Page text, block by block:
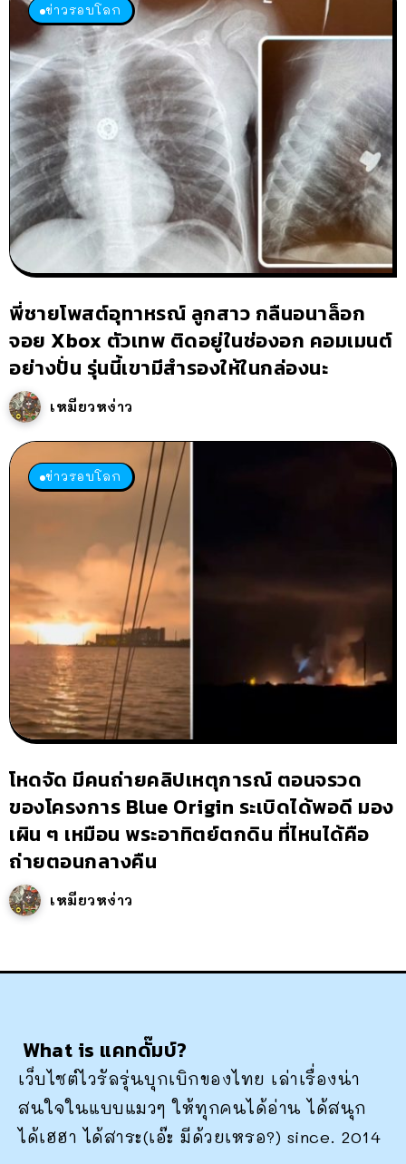
ข่าวรอบโลก
พี่ชายโพสต์อุทาหรณ์ ลูกสาว กลืนอนาล็อก
จอย Xbox ตัวเทพ ติดอยู่ในช่องอก คอมเมนต์
อย่างปั่น รุ่นนี้เขามีสำรองให้ในกล่องนะ
เหมียวหง่าว
ข่าวรอบโลก
โหดจัด มีคนถ่ายคลิปเหตุการณ์ ตอนจรวด
ของโครงการ Blue Origin ระเบิดได้พอดี มอง
เผิน ๆ เหมือน พระอาทิตย์ตกดิน ที่ไหนได้คือ
ถ่ายตอนกลางคืน
เหมียวหง่าว
What is แคทดั๊มบ์?
เว็บไซต์ไวรัลรุ่นบุกเบิกของไทย เล่าเรื่องน่า
สนใจในแบบแมวๆ ให้ทุกคนได้อ่าน ได้สนุก
ได้เฮฮา ได้สาระ(เอ๊ะ มีด้วยเหรอ?) since. 2014